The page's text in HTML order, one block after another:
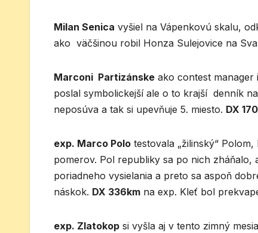
Milan Senica vyšiel na Vápenkovú skalu,
ako väčšinou robil Honza Sulejovice na
Marconi Partizánske ako contest
poslal symbolickejší ale o to krajší denník
neposúva a tak si upevňuje 5. miesto. DX
exp. Marco Polo testovala „žilinský“
pomerov. Pol republiky sa po nich
poriadneho vysielania a preto sa aspoň
náskok. DX 336km na exp. Kleť bol
exp. Zlatokop si vyšla aj v tento zimný